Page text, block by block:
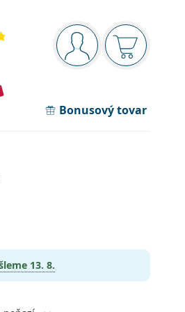
Navigačný panel
ste prihláseníNákupný
Bonusový tovar
13. 8.